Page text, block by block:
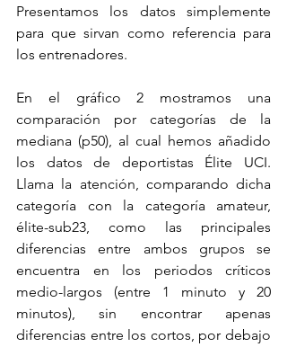
Presentamos los datos simplemente
para que sirvan como referencia para
los entrenadores.
En el gráfico 2 mostramos una
comparación por categorías de la
mediana (p50), al cual hemos añadido
los datos de deportistas Élite UCI.
Llama la atención, comparando dicha
categoría con la categoría amateur,
élite-sub23, como las principales
diferencias entre ambos grupos se
encuentra en los periodos críticos
medio-largos (entre 1 minuto y 20
minutos), sin encontrar apenas
diferencias entre los cortos, por debajo